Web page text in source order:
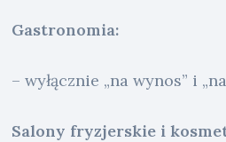
Gastronomia:
– wyłącznie „na wynos” i
Salony fryzjerskie i